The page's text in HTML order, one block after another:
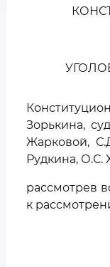
Зорькина,
Жарковой,
Рудкина, О.С.
рассмотрев
к